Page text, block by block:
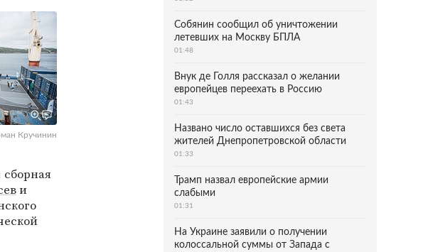
Кручинин
и
Собянин сообщил об уничтожении
летевших на Москву БПЛА
01:48
Внук де Голля рассказал о желании
европейцев переехать в Россию
01:43
Названо число оставшихся без света
жителей Днепропетровской области
01:33
Трамп назвал европейские армии
слабыми
01:31
На Украине заявили о получении
колоссальной суммы от Запада с